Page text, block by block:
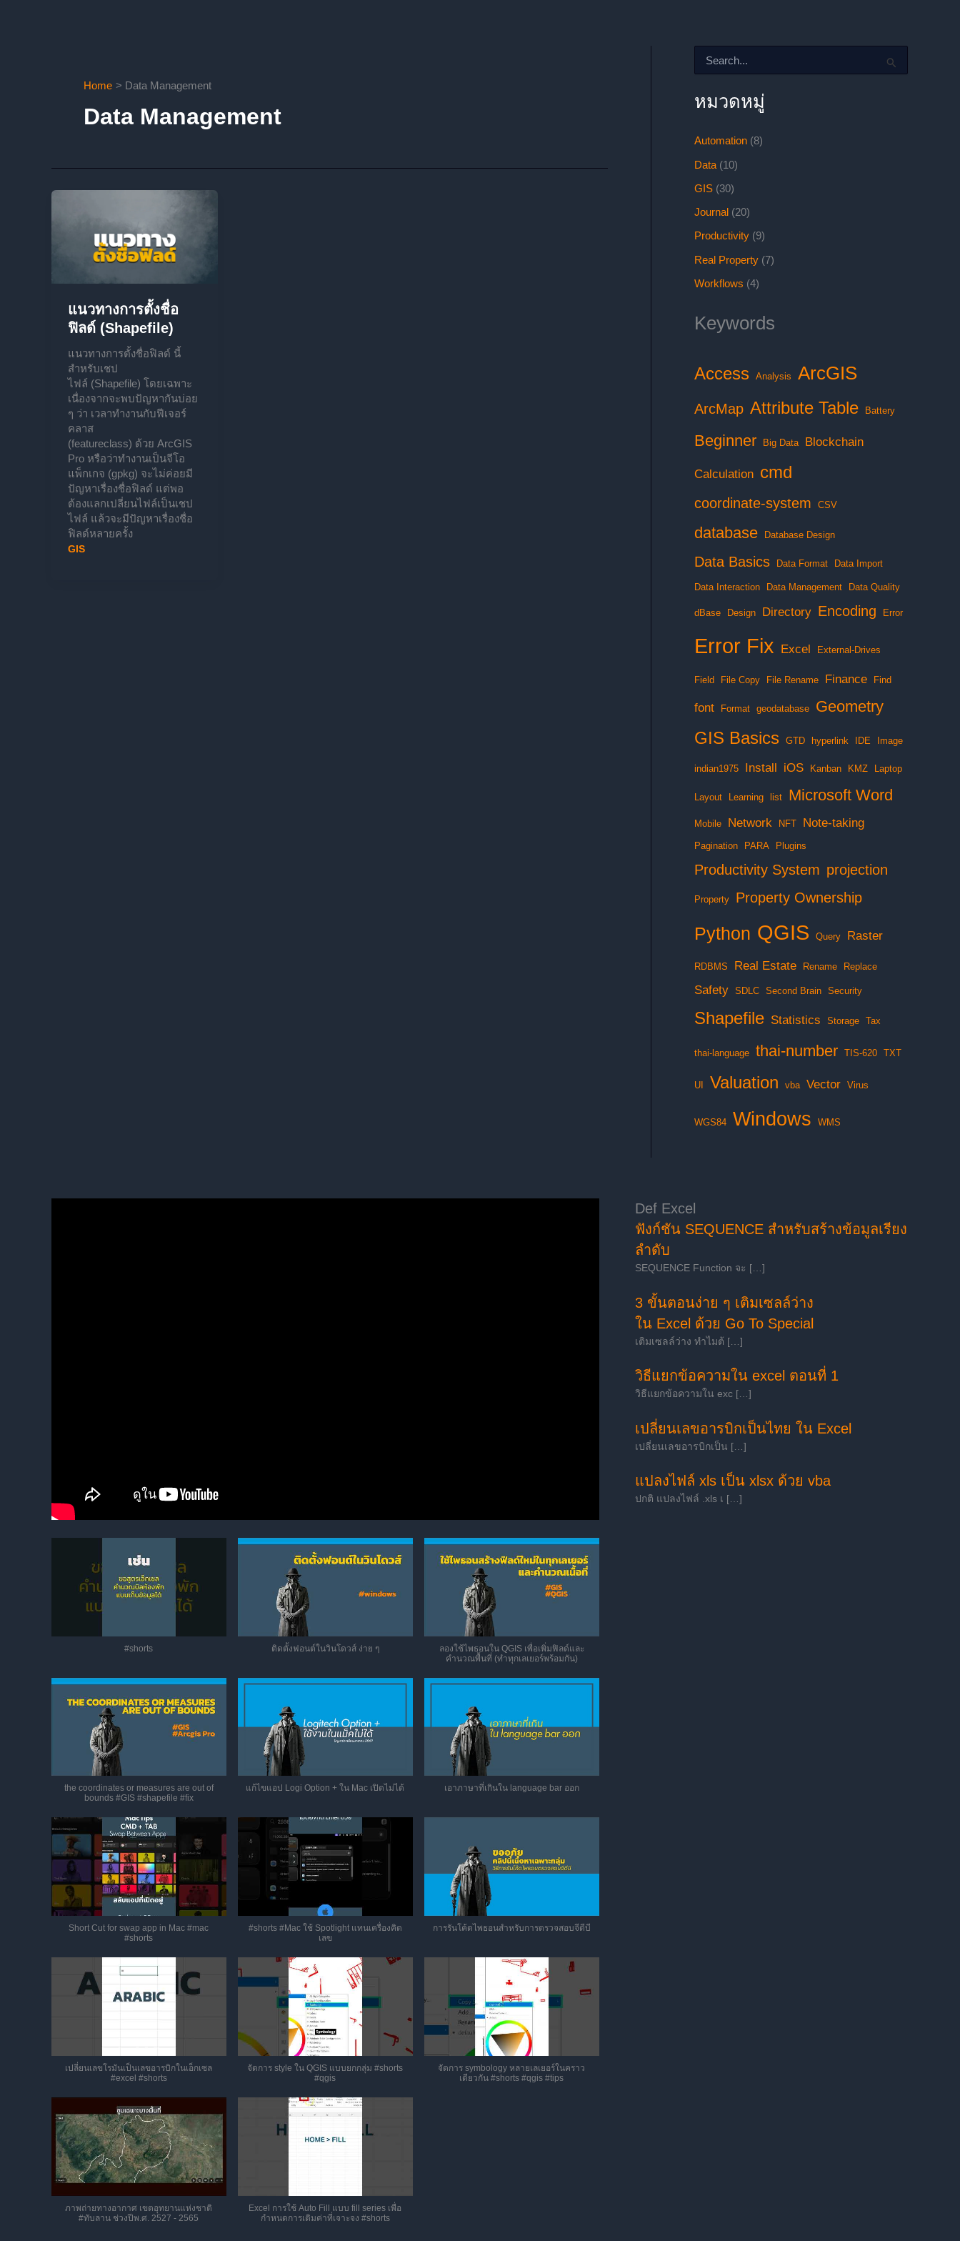
Home Data Management
Data Management
แนวทางการตั้งชื่อ
ฟิลด์ (Shapefile)
แนวทางการตั้งชื่อฟิลด์ นี้
สำหรับเชป
ไฟล์ (Shapefile) โดยเฉพาะ
เนื่องจากจะพบปัญหากันบ่อย
ๆ ว่า เวลาทำงานกับฟีเจอร์
คลาส
(featureclass) ด้วย ArcGIS
Pro หรือว่าทำงานเป็นจีโอ
แพ็กเกจ (gpkg) จะไม่ค่อยมี
ปัญหาเรื่องชื่อฟิลด์ แต่พอ
ต้องแลกเปลี่ยนไฟล์เป็นเชป
ไฟล์ แล้วจะมีปัญหาเรื่องชื่อ
ฟิลด์หลายครั้ง
GIS
r
c
f
r
หมวดหมู่
Automation (8)
Data (10)
GIS (30)
Journal (20)
Productivity (9)
Real Property (7)
Workflows (4)
Keywords
Access Analysis ArcGIS
ArcMap Attribute Table Battery
Beginner Big Data Blockchain
Calculation cmd
coordinate-system CSV
database Database Design
Data Basics Data Format Data Import
Data Interaction Data Management Data Quality
dBase Design Directory Encoding Error
Error Fix Excel External-Drives
Field File Copy File Rename Finance Find
font Format geodatabase Geometry
GIS Basics GTD hyperlink IDE Image
indian1975 Install iOS Kanban KMZ Laptop
Layout Learning list Microsoft Word
Mobile Network NFT Note-taking
Pagination PARA Plugins
Productivity System projection
Property Property Ownership
Python QGIS Query Raster
RDBMS Real Estate Rename Replace
Safety SDLC Second Brain Security
Shapefile Statistics Storage Tax
thai-language thai-number TIS-620 TXT
UI Valuation vba Vector Virus
WGS84 Windows WMS
#shorts ติดตั้งฟอนต์ในวินโดวส์ ง่าย ๆ
ลองใช้ไพธอนใน QGIS เพื่อเพิ่มฟิลด์และ
คำนวณพื้นที่ (ทำทุกเลเยอร์พร้อมกัน)
the coordinates or measures are out of
bounds #GIS #shapefile #fix
แก้ไขแอป Logi Option + ใน Mac เปิดไม่ได้ เอาภาษาที่เกินใน language bar ออก
Short Cut for swap app in Mac #mac
#shorts
#shorts #Mac ใช้ Spotlight แทนเครื่องคิด
เลข
การรันโค้ดไพธอนสำหรับการตรวจสอบจีดีบี
เปลี่ยนเลขโรมันเป็นเลขอารบิกในเอ็กเซล
#excel #shorts
จัดการ style ใน QGIS แบบยกกลุ่ม #shorts
#qgis
จัดการ symbology หลายเลเยอร์ในคราว
เดียวกัน #shorts #qgis #tips
ภาพถ่ายทางอากาศ เขตอุทยานแห่งชาติ
#ทับลาน ช่วงปีพ.ศ. 2527 - 2565
Excel การใช้ Auto Fill แบบ fill series เพื่อ
กำหนดการเติมค่าที่เจาะจง #shorts
Def Excel
ฟังก์ชัน SEQUENCE สำหรับสร้างข้อมูลเรียง
ลำดับ
SEQUENCE Function จะ […]
3 ขั้นตอนง่าย ๆ เติมเซลล์ว่าง
ใน Excel ด้วย Go To Special
เติมเซลล์ว่าง ทำไมต้ […]
วิธีแยกข้อความใน excel ตอนที่ 1
วิธีแยกข้อความใน exc […]
เปลี่ยนเลขอารบิกเป็นไทย ใน Excel
เปลี่ยนเลขอารบิกเป็น […]
แปลงไฟล์ xls เป็น xlsx ด้วย vba
ปกติ แปลงไฟล์ .xls เ […]